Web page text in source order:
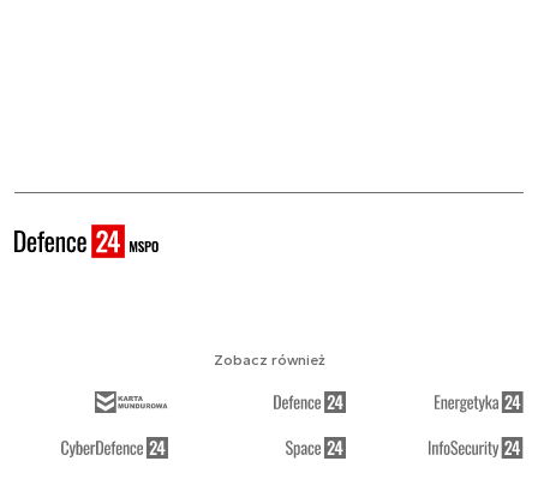
Zobacz również